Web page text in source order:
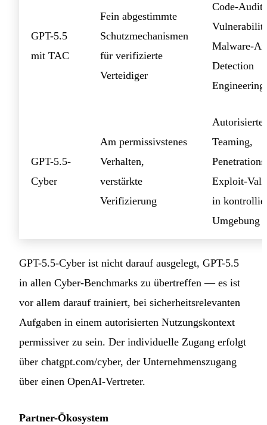
GPT-5.5
mit TAC
Fein abgestimmte
Schutzmechanismen
für verifizierte
Verteidiger
Code-Audit,
Malware-
Detection
Engineering
GPT-5.5-
Cyber
Am permissivstenes
Verhalten,
verstärkte
Verifizierung
Teaming,
Exploit-
in
Umgebung
GPT-5.5-Cyber ist nicht darauf ausgelegt, GPT-5.5
in allen Cyber-Benchmarks zu übertreffen — es ist
vor allem darauf trainiert, bei sicherheitsrelevanten
Aufgaben in einem autorisierten Nutzungskontext
permissiver zu sein. Der individuelle Zugang erfolgt
über chatgpt.com/cyber, der Unternehmenszugang
über einen OpenAI-Vertreter.
Partner-Ökosystem